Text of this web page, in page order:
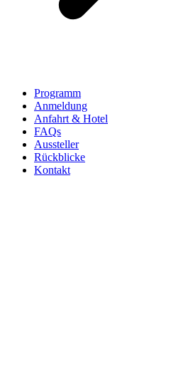
Programm
Anmeldung
Anfahrt & Hotel
FAQs
Aussteller
Rückblicke
Kontakt